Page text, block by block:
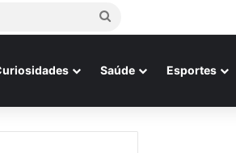
Procurar
Saúde Esportes